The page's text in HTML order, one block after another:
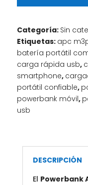
Categoría: Sin
Etiquetas: apc
batería portátil
carga rápida usb,
smartphone,
portátil confiable,
powerbank móvil,
usb
DESCRIPCIÓN
El Powerbank